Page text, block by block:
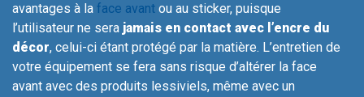
avantages à la face avant ou au sticker, puisque
l’utilisateur ne sera jamais en contact avec l’encre du
décor, celui-ci étant protégé par la matière. L’entretien de
votre équipement se fera sans risque d’altérer la face
avant avec des produits lessiviels, même avec un